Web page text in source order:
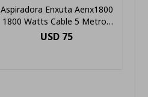
Aspiradora Enxuta Aenx1800
1800 Watts Cable 5 Metros
Color Negro(pausada)
USD 75